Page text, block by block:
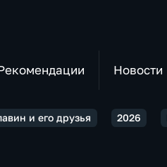
Новости
и его друзья 2026